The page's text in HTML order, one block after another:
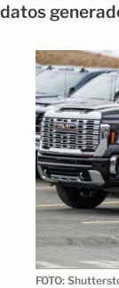
datos
FOTO: